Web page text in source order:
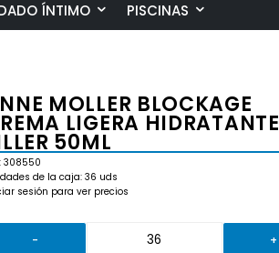
ÍNTIMO PISCINAS
MOLLER BLOCKAGE
LIGERA HIDRATANTE
50ML
308550
de la caja: 36 uds
sesión para ver precios
- +